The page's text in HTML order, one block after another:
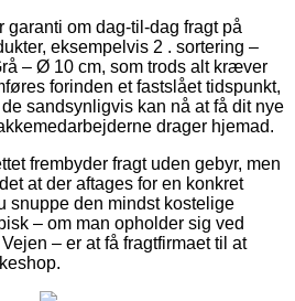
garanti om dag-til-dag fragt på
eksempelvis 2 . sortering –
– Ø 10 cm, som trods alt kræver
forinden et fastslået tidspunkt,
sandsynligvis kan nå at få dit nye
drager hjemad.
frembyder fragt uden gebyr, men
at der aftages for en konkret
snuppe den mindst kostelige
– om man opholder sig ved
– er at få fragtfirmaet til at